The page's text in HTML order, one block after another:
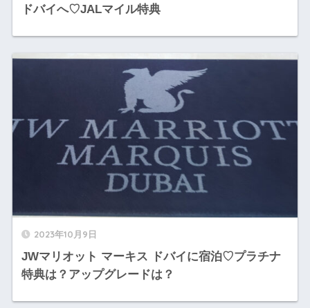
ドバイへ♡JALマイル特典
2023年10月9日
JWマリオット マーキス ドバイに宿泊♡プラチナ
特典は？アップグレードは？